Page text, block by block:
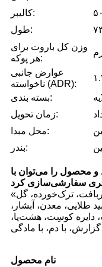
کالیبر:
طول:
وزن کل باروت برای
هر پوکه:
عوارض جانبی
ناخواسته (ADR):
بسته بندی:
زمان تحویل:
محل مبدا:
بندر:
و محصول را می‌توان با
«گل صد تومانی، موج، بارق، تاج زربافت، ترک‌خورده، گل
طلایی، معدن، آبشار،
دایره کوسِت، هشت‌پا،
نام محصول